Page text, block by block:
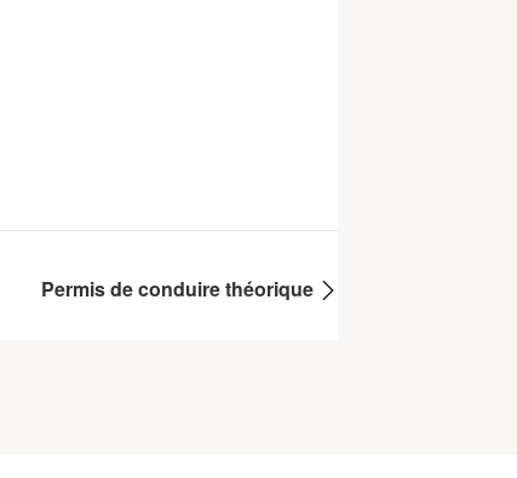
Permis de conduire théorique